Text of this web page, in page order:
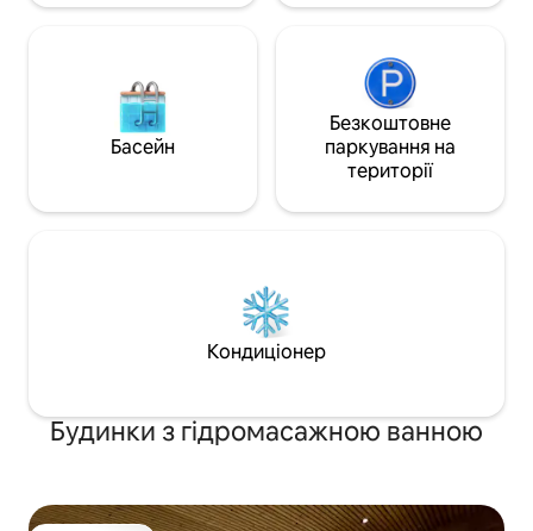
Басейн
Безкоштовне
паркування на
території
Кондиціонер
Будинки з гідромасажною ванною